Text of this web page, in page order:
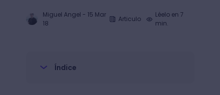
Miguel Angel - 15 Mar
18
Articulo
Léelo en 7
min.
Índice